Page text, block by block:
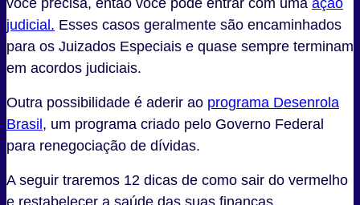
você precisa, então você pode entrar com uma ação
judicial . Esses casos geralmente são encaminhados
para os Juizados Especiais e quase sempre terminam
em acordos judiciais.
Outra possibilidade é aderir ao programa Desenrola
Brasil , um programa criado pelo Governo Federal
para renegociação de dívidas.
A seguir traremos 12 dicas de como sair do vermelho
e restabelecer a saúde das suas finanças.